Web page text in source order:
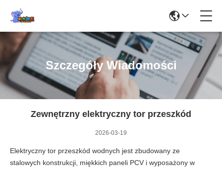
Szczegóły Wiadomości
Zewnętrzny elektryczny tor przeszkód
2026-03-19
Elektryczny tor przeszkód wodnych jest zbudowany ze
stalowych konstrukcji, miękkich paneli PCV i wyposażony w